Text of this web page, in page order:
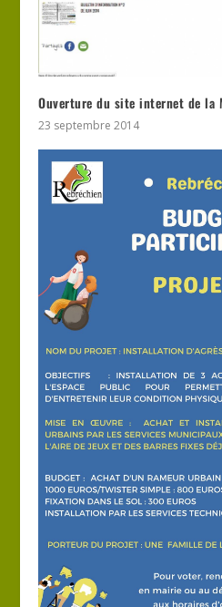
Ouverture du site internet de la
23 septembre 2014